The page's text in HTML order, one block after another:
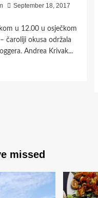
September 18, 2017
u 12.00 u osječkom
čaroliji okusa održala
Andrea Krivak...
missed